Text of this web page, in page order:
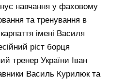
навчання у фаховому
та тренування в
імені Василя
ріст борця
тренер України Іван
Василь Курилюк та